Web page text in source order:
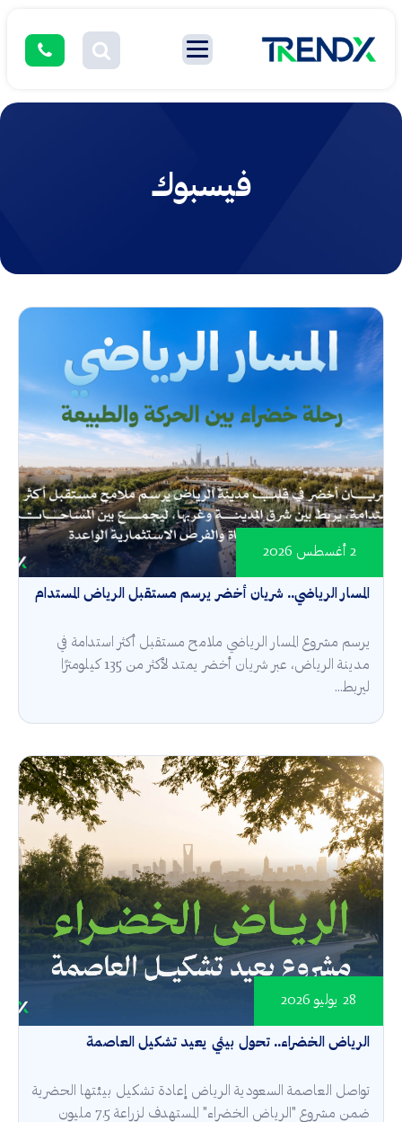
فيسبوك
المسار الرياضي.. شريان أخضر يرسم مستقبل الرياض المستدام
2 أغسطس 2026
يرسم مشروع المسار الرياضي ملامح مستقبل أكثر استدامة في
مدينة الرياض، عبر شريان أخضر يمتد لأكثر من 135 كيلومترًا
ليربط...
الرياض الخضراء.. تحول بيئي يعيد تشكيل العاصمة
28 يوليو 2026
تواصل العاصمة السعودية الرياض إعادة تشكيل بيئتها الحضرية
ضمن مشروع "الرياض الخضراء" المستهدف لزراعة 7.5 مليون